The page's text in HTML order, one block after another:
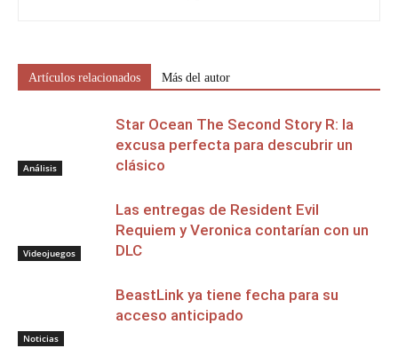
Artículos relacionados Más del autor
Análisis
Star Ocean The Second Story R: la
excusa perfecta para descubrir un
clásico
Videojuegos
Las entregas de Resident Evil
Requiem y Veronica contarían con un
DLC
Noticias
BeastLink ya tiene fecha para su
acceso anticipado